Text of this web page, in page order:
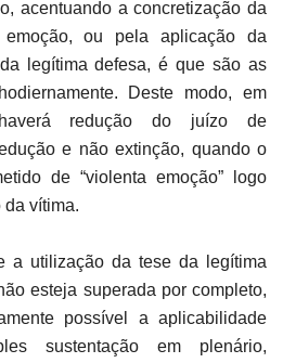
acentuando a concretização da
ou pela aplicação da
legítima defesa, é que são as
Deste modo, em
redução do juízo de
e não extinção, quando o
de “violenta emoção” logo
vítima.
a utilização da tese da legítima
esteja superada por completo,
possível a aplicabilidade
sustentação em plenário,